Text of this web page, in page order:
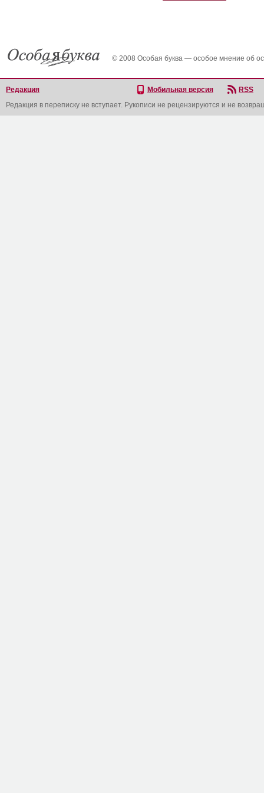
© 2008 Особая буква — особое мнение об
Редакция Мобильная версия
RSS
Редакция в переписку не вступает. Рукописи не рецензируются и не